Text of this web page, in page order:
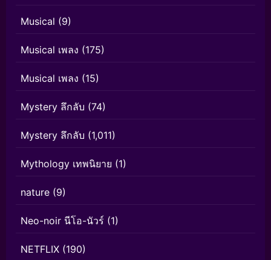
Musical (9)
Musical เพลง (175)
Musical เพลง (15)
Mystery ลึกลับ (74)
Mystery ลึกลับ (1,011)
Mythology เทพนิยาย (1)
nature (9)
Neo-noir นีโอ-นัวร์ (1)
NETFLIX (190)